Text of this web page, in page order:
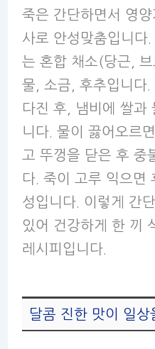
죽은 간단하면서 영
사로 안성맞춤입니다
는 혼합 채소(당근,
물, 소금, 후추입니다.
다진 후, 냄비에 쌀과
니다. 물이 끓어오르
고 뚜껑을 닫은 후 중
다. 죽이 고루 익으면
성입니다. 이렇게 간
있어 건강하게 한 끼
레시피입니다.
달콤 진한 맛이 일